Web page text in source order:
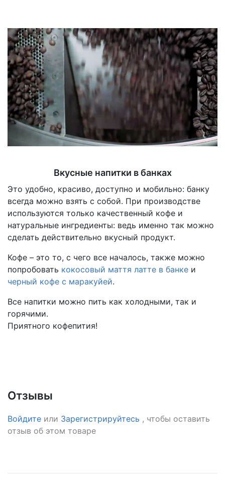
Вкусные напитки в банках
Это удобно, красиво, доступно и мобильно: банку
всегда можно взять с собой. При производстве
используются только качественный кофе и
натуральные ингредиенты: ведь именно так можно
сделать действительно вкусный продукт.
Кофе – это то, с чего все началось, также можно
попробовать кокосовый маття латте в банке и
черный кофе с маракуйей.
Все напитки можно пить как холодными, так и
горячими.
Приятного кофепития!
Отзывы
Войдите или Зарегистрируйтесь , чтобы оставить
отзыв об этом товаре